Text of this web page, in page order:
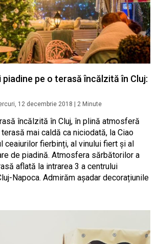
pe o terasă încălzită în Cluj:
12 decembrie 2018 2 Minute
încălzită în Cluj, în plină atmosferă
mai caldă ca niciodată, la Ciao
ceaiurilor fierbinți, al vinului fiert și al
de piadină. Atmosfera sărbătorilor a
aflată la intrarea 3 a centrului
Napoca. Admirăm așadar decorațiunile